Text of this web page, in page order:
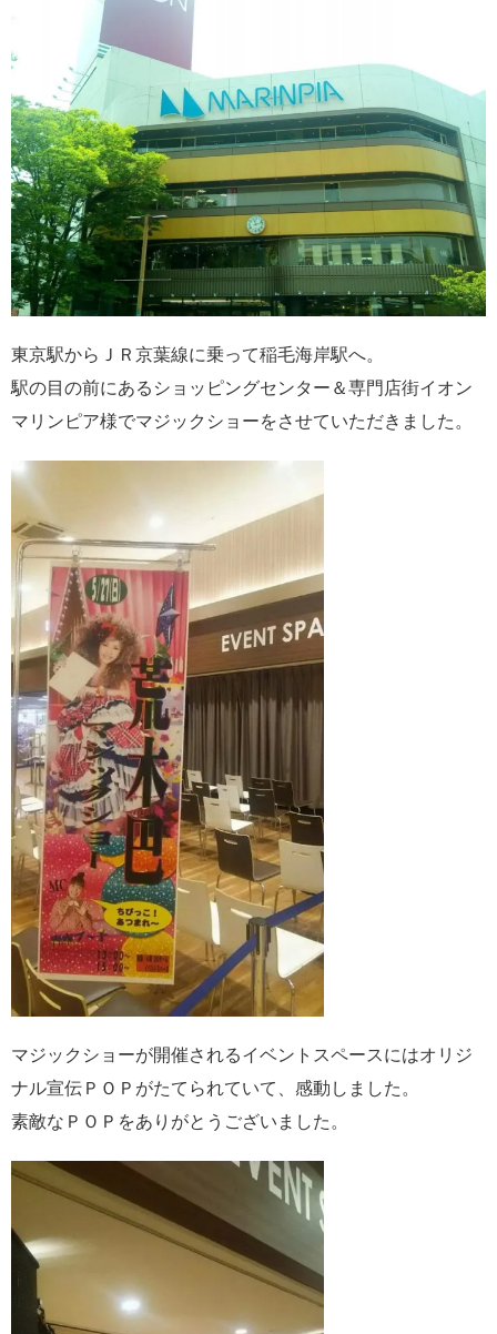
東京駅からＪＲ京葉線に乗って稲毛海岸駅へ。
駅の目の前にあるショッピングセンター＆専門店街イオン
マリンピア様でマジックショーをさせていただきました。
マジックショーが開催されるイベントスペースにはオリジ
ナル宣伝ＰＯＰがたてられていて、感動しました。
素敵なＰＯＰをありがとうございました。